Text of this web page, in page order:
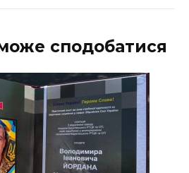
сподобатися